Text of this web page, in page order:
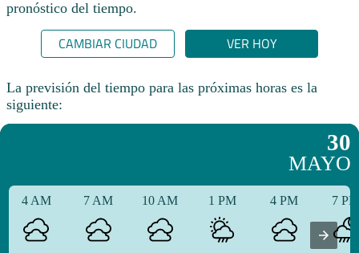
pronóstico del tiempo.
CAMBIAR CIUDAD VER HOY
La previsión del tiempo para las próximas horas es la
siguiente:
30
MAYO
4 AM 7 AM 10 AM 1 PM 4 PM 7